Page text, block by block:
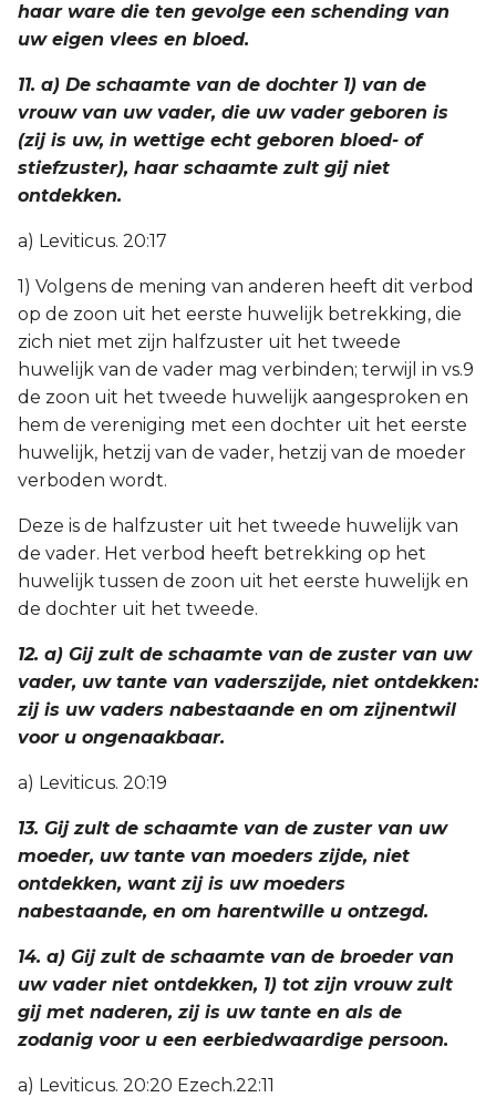
haar ware die ten gevolge een schending van
uw eigen vlees en bloed.
11. a) De schaamte van de dochter 1) van de
vrouw van uw vader, die uw vader geboren is
(zij is uw, in wettige echt geboren bloed- of
stiefzuster), haar schaamte zult gij niet
ontdekken.
a) Leviticus. 20:17
1) Volgens de mening van anderen heeft dit verbod
op de zoon uit het eerste huwelijk betrekking, die
zich niet met zijn halfzuster uit het tweede
huwelijk van de vader mag verbinden; terwijl in vs.9
de zoon uit het tweede huwelijk aangesproken en
hem de vereniging met een dochter uit het eerste
huwelijk, hetzij van de vader, hetzij van de moeder
verboden wordt.
Deze is de halfzuster uit het tweede huwelijk van
de vader. Het verbod heeft betrekking op het
huwelijk tussen de zoon uit het eerste huwelijk en
de dochter uit het tweede.
12. a) Gij zult de schaamte van de zuster van uw
vader, uw tante van vaderszijde, niet ontdekken:
zij is uw vaders nabestaande en om zijnentwil
voor u ongenaakbaar.
a) Leviticus. 20:19
13. Gij zult de schaamte van de zuster van uw
moeder, uw tante van moeders zijde, niet
ontdekken, want zij is uw moeders
nabestaande, en om harentwille u ontzegd.
14. a) Gij zult de schaamte van de broeder van
uw vader niet ontdekken, 1) tot zijn vrouw zult
gij met naderen, zij is uw tante en als de
zodanig voor u een eerbiedwaardige persoon.
a) Leviticus. 20:20 Ezech.22:11